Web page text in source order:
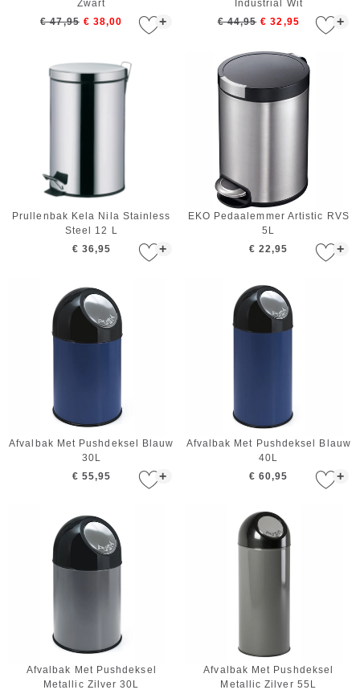
+
Zwart
€ 47,95 € 38,00 +
Industrial Wit
€ 44,95 € 32,95
+
Prullenbak Kela Nila Stainless
Steel 12 L
€ 36,95
+
EKO Pedaalemmer Artistic RVS
5L
€ 22,95
+
Afvalbak Met Pushdeksel Blauw
30L
€ 55,95
+
Afvalbak Met Pushdeksel Blauw
40L
€ 60,95
Afvalbak Met Pushdeksel
Metallic Zilver 30L
Afvalbak Met Pushdeksel
Metallic Zilver 55L